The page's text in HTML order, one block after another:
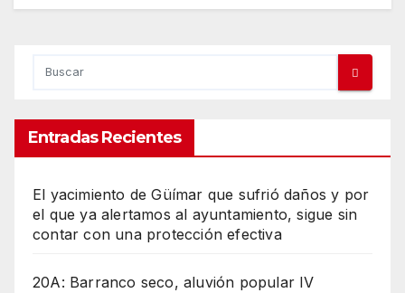
Entradas Recientes
El yacimiento de Güímar que sufrió daños y por
el que ya alertamos al ayuntamiento, sigue sin
contar con una protección efectiva
20A: Barranco seco, aluvión popular IV